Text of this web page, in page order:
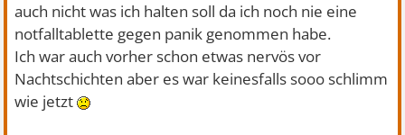
auch nicht was ich halten soll da ich noch nie eine
notfalltablette gegen panik genommen habe.
Ich war auch vorher schon etwas nervös vor
Nachtschichten aber es war keinesfalls sooo schlimm
wie jetzt